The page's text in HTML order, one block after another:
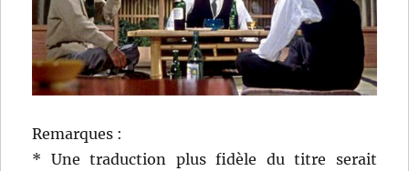
Remarques :
* Une traduction plus fidèle du titre serait